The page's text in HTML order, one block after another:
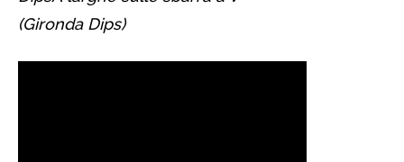
(Gironda Dips)